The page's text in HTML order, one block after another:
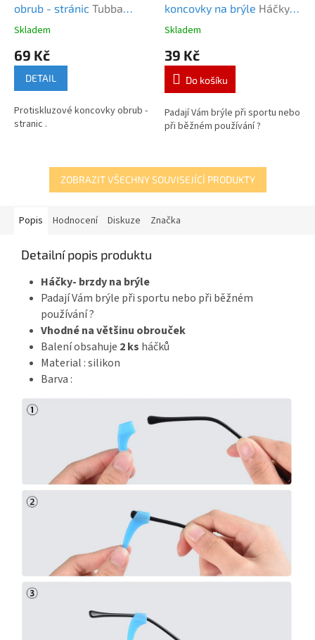
obrub - stránic Tubba
protiskluzové koncovky
Průměrné
produktu
5,0
5
hvězdiček.
Skladem
69 Kč
DETAIL
Protiskluzové koncovky obrub -
stranic .
koncovky na brýle Háčky
čiré Tubba SM
Průměrné
produktu
5,0
5
hvězdiček.
Skladem
39 Kč
Do košíku
Padají Vám brýle při sportu nebo
při běžném používání ?
ZOBRAZIT VŠECHNY SOUVISEJÍCÍ PRODUKTY
Popis Hodnocení Diskuze Značka
Detailní popis produktu
Háčky- brzdy na brýle
Padají Vám brýle při sportu nebo při běžném
používání ?
Vhodné na většinu obrouček
Balení obsahuje 2 ks háčků
Material : silikon
Barva :